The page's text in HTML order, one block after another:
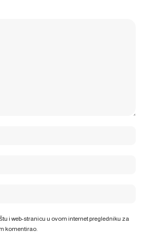
i web-stranicu u ovom internet pregledniku za
komentirao.